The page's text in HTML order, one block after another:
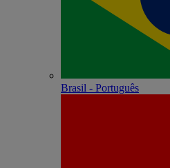
Brasil - Português